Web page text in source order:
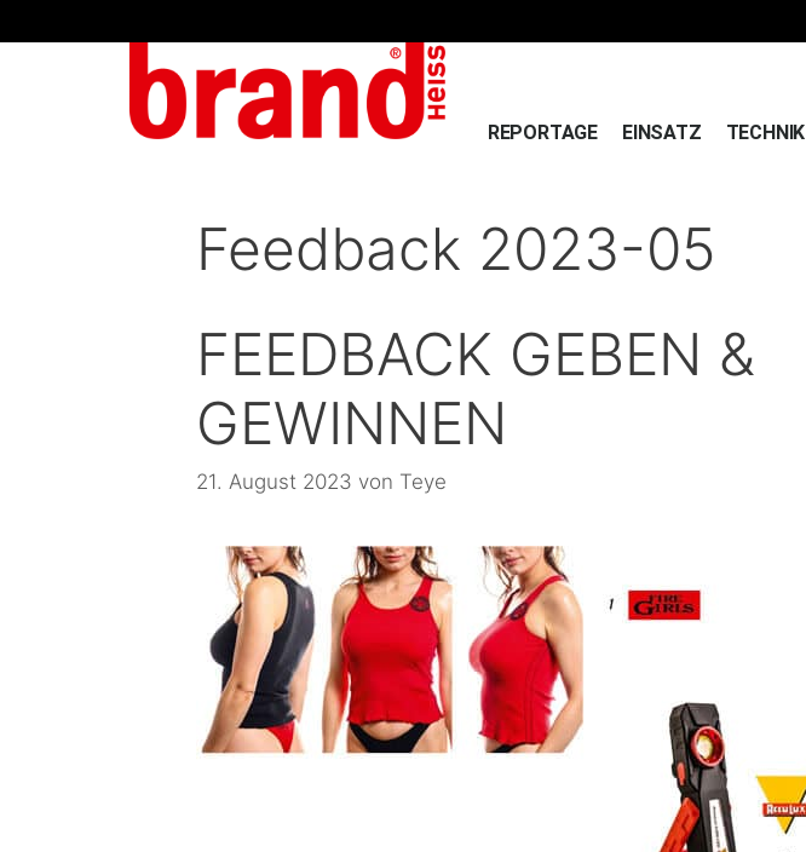
REPORTAGE EINSATZ TECHNIK
Feedback 2023-05
FEEDBACK GEBEN &
GEWINNEN
21. August 2023 von Teye